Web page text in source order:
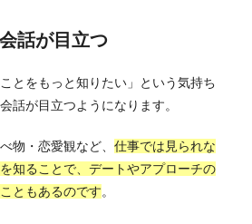
話が目立つ
とをもっと知りたい」という気持ち
話が目立つようになります。
物・恋愛観など、 仕事では見られな
知ることで、デートやアプローチの
ともあるのです。